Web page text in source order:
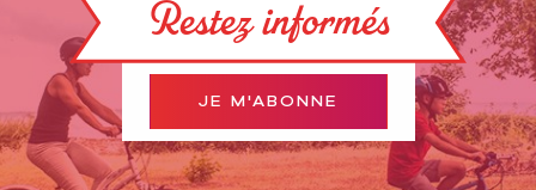
Restez informés
JE M'ABONNE